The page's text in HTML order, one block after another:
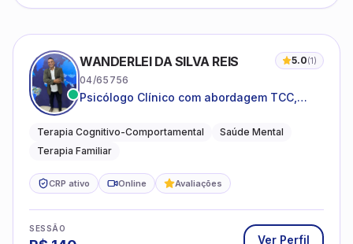
WANDERLEI DA SILVA REIS 5.0(1)
04/65756
Psicólogo Clínico com abordagem TCC,
sistêmica
Terapia Cognitivo-Comportamental
Saúde Mental
Terapia Familiar
CRP ativo Online Avaliações
SESSÃO
Ver Perfil